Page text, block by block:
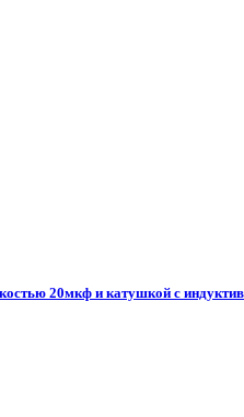
20мкф и катушкой с